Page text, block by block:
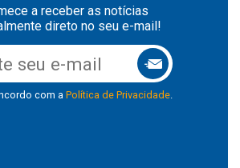
a receber as notícias
direto no seu e-mail!
com a Política de Privacidade.